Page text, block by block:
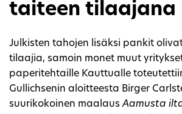
taiteen tilaajana
Julkisten tahojen lisäksi pankit
tilaajia, samoin monet muut
paperitehtaille Kauttualle
Gullichsenin aloitteesta Birger
suurikokoinen maalausAamusta